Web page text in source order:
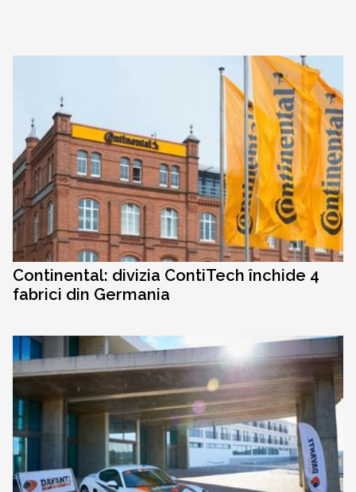
Continental: divizia ContiTech închide 4
fabrici din Germania